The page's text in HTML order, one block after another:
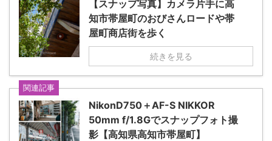
【スナップ写真】カメラ片手に高
知市帯屋町のおびさんロードや帯
屋町商店街を歩く
続きを見る
関連記事
NikonD750＋AF-S NIKKOR
50mm f/1.8Gでスナップフォト撮
影【高知県高知市帯屋町】